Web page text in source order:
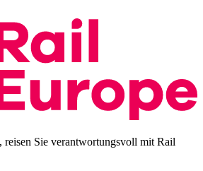
reisen Sie verantwortungsvoll mit Rail